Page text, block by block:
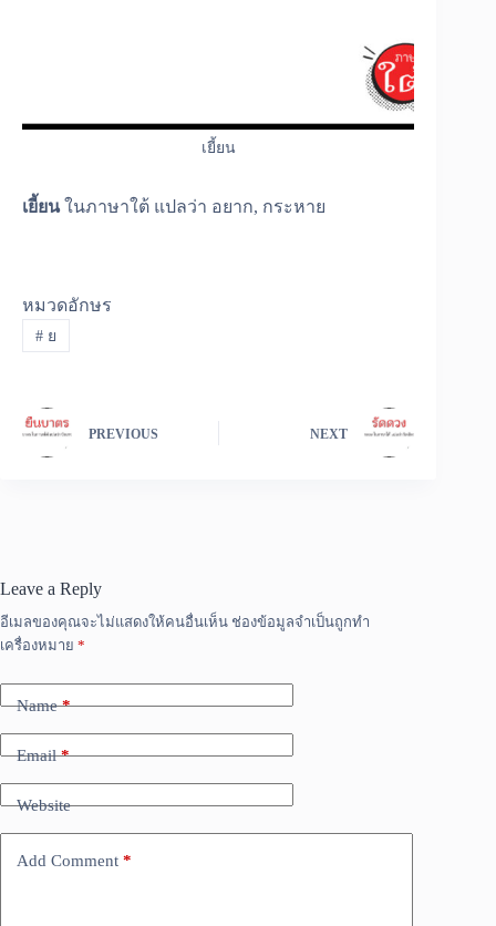
เยี้ยน
เยี้ยนในภาษาใต้ แปลว่า อยาก, กระหาย
หมวดอักษร
#ย
PREVIOUS NEXT
Leave a Reply
อีเมลของคุณจะไม่แสดงให้คนอื่นเห็น ช่องข้อมูลจำเป็นถูกทำ
เครื่องหมาย *
Name*
Email*
Website
Add Comment *